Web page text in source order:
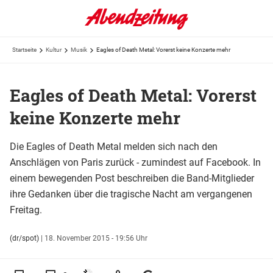
Startseite Kultur Musik Eagles of Death Metal: Vorerst keine Konzerte mehr
Eagles of Death Metal: Vorerst
keine Konzerte mehr
Die Eagles of Death Metal melden sich nach den
Anschlägen von Paris zurück - zumindest auf Facebook. In
einem bewegenden Post beschreiben die Band-Mitglieder
ihre Gedanken über die tragische Nacht am vergangenen
Freitag.
(dr/spot) | 18. November 2015 - 19:56 Uhr